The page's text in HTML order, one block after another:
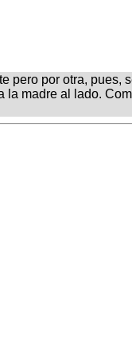
pero por otra, pues,
madre al lado.